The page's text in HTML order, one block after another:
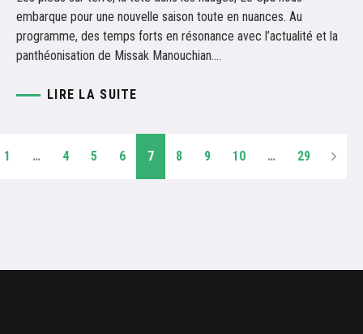
embarque pour une nouvelle saison toute en nuances. Au
programme, des temps forts en résonance avec l’actualité et la
panthéonisation de Missak Manouchian.…
LIRE LA SUITE
1 … 4 5 6 7 8 9 10 … 29